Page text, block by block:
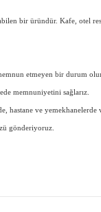
bir üründür. Kafe, otel
etmeyen bir durum
memnuniyetini sağlarız.
ve yemekhanelerde
gönderiyoruz.